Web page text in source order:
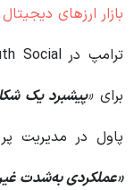
بازار ارزهای دیجیتال
برای«پیشبرد یک
پاول در مدیریت
«عملکردی به‌شدت